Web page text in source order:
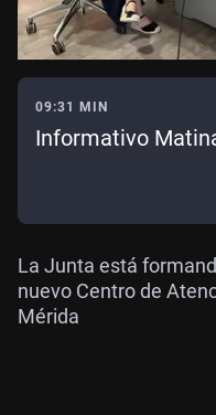
09:31 MIN
Informativo
La Junta está
nuevo Centro de
Mérida